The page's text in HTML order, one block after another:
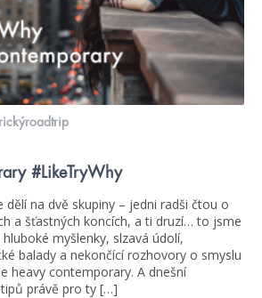
#LikeTryWhy
dělí na dvě skupiny – jedni radši čtou o
a šťastných koncích, a ti druzí… to jsme
myšlenky, slzavá údolí,
balady a nekončící rozhovory o smyslu
heavy contemporary. A dnešní
právě pro ty […]